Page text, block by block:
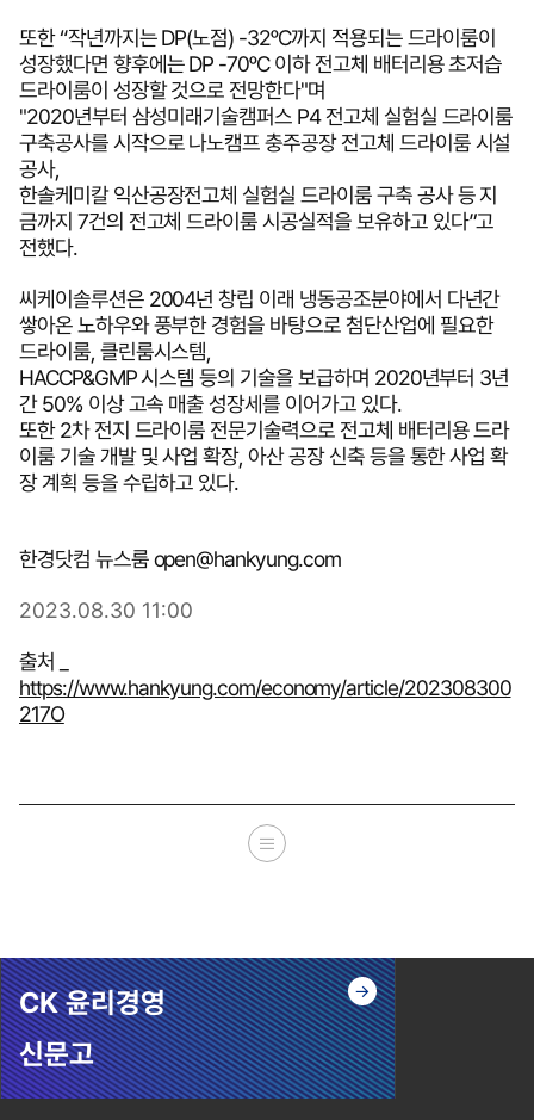
또한 “작년까지는 DP(노점) -32ºC까지 적용되는 드라이룸이
성장했다면 향후에는 DP -70ºC 이하 전고체 배터리용 초저습
드라이룸이 성장할 것으로 전망한다"며
"2020년부터 삼성미래기술캠퍼스 P4 전고체 실험실 드라이룸
구축공사를 시작으로 나노캠프 충주공장 전고체 드라이룸 시설
공사,
한솔케미칼 익산공장전고체 실험실 드라이룸 구축 공사 등 지
금까지 7건의 전고체 드라이룸 시공실적을 보유하고 있다”고
전했다.
씨케이솔루션은 2004년 창립 이래 냉동공조분야에서 다년간
쌓아온 노하우와 풍부한 경험을 바탕으로 첨단산업에 필요한
드라이룸, 클린룸시스템,
HACCP&GMP 시스템 등의 기술을 보급하며 2020년부터 3년
간 50% 이상 고속 매출 성장세를 이어가고 있다.
또한 2차 전지 드라이룸 전문기술력으로 전고체 배터리용 드라
이룸 기술 개발 및 사업 확장, 아산 공장 신축 등을 통한 사업 확
장 계획 등을 수립하고 있다.
한경닷컴 뉴스룸 open@hankyung.com
2023.08.30 11:00
출처 _
https://www.hankyung.com/economy/article/202308300
217O
CK 윤리경영
신문고